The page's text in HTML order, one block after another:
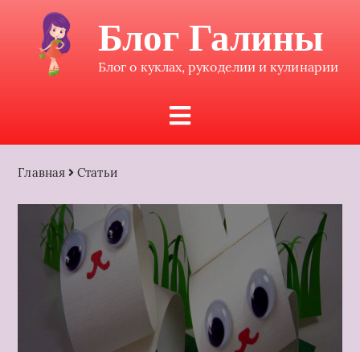
Блог Галины
Блог о куклах, рукоделии и кулинарии
Главная Статьи